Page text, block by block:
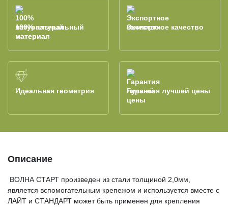
100% натуральный
материал
Экспортное качество
Идеальная геометрия Гарантия лучшей цены
Описание
ВОЛНА СТАРТ произведен из стали толщиной 2,0мм,
является вспомогательным крепежом и используется вместе с
ЛАЙТ и СТАНДАРТ может быть применен для крепления